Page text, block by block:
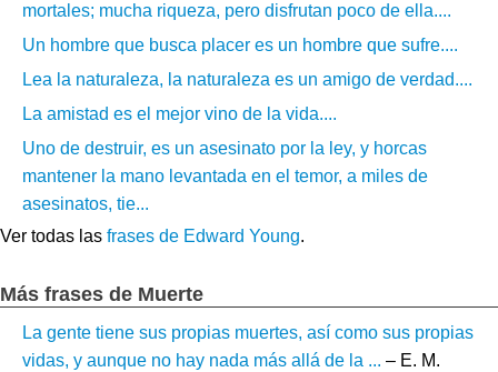
mortales; mucha riqueza, pero disfrutan poco de ella....
Un hombre que busca placer es un hombre que sufre....
Lea la naturaleza, la naturaleza es un amigo de verdad....
La amistad es el mejor vino de la vida....
Uno de destruir, es un asesinato por la ley, y horcas
mantener la mano levantada en el temor, a miles de
asesinatos, tie...
Ver todas las frases de Edward Young.
Más frases de Muerte
La gente tiene sus propias muertes, así como sus propias
vidas, y aunque no hay nada más allá de la ... – E. M.